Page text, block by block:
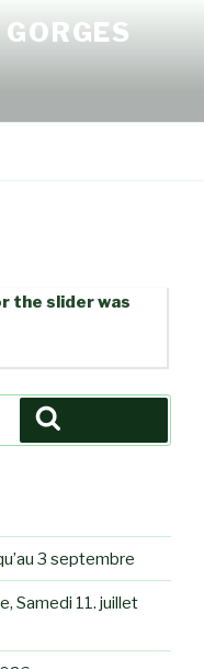
the slider was
3 septembre
Samedi 11. juillet